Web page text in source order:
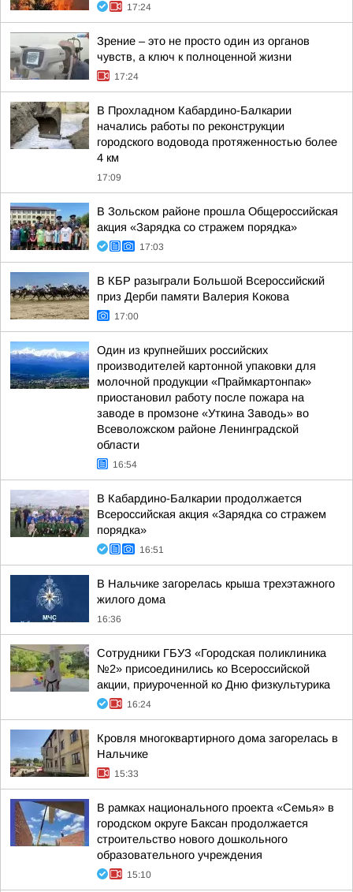
17:24
Зрение – это не просто один из органов
чувств, а ключ к полноценной жизни
17:24
В Прохладном Кабардино-Балкарии
начались работы по реконструкции
городского водовода протяженностью более
4 км
17:09
В Зольском районе прошла Общероссийская
акция «Зарядка со стражем порядка»
17:03
В КБР разыграли Большой Всероссийский
приз Дерби памяти Валерия Кокова
17:00
Один из крупнейших российских
производителей картонной упаковки для
молочной продукции «Праймкартонпак»
приостановил работу после пожара на
заводе в промзоне «Уткина Заводь» во
Всеволожском районе Ленинградской
области
16:54
В Кабардино-Балкарии продолжается
Всероссийская акция «Зарядка со стражем
порядка»
16:51
В Нальчике загорелась крыша трехэтажного
жилого дома
16:36
Сотрудники ГБУЗ «Городская поликлиника
№2» присоединились ко Всероссийской
акции, приуроченной ко Дню физкультурика
16:24
Кровля многоквартирного дома загорелась в
Нальчике
15:33
В рамках национального проекта «Семья» в
городском округе Баксан продолжается
строительство нового дошкольного
образовательного учреждения
15:10